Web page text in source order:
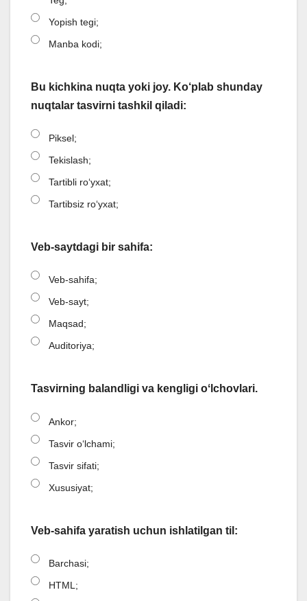
Yopish tegi;
Manba kodi;
Bu kichkina nuqta yoki joy. Ko‘plab shunday
nuqtalar tasvirni tashkil qiladi:
Piksel;
Tekislash;
Tartibli roʻyxat;
Tartibsiz roʻyxat;
Veb-saytdagi bir sahifa:
Veb-sahifa;
Veb-sayt;
Maqsad;
Auditoriya;
Tasvirning balandligi va kengligi oʻlchovlari.
Ankor;
Tasvir oʻlchami;
Tasvir sifati;
Xususiyat;
Veb-sahifa yaratish uchun ishlatilgan til:
Barchasi;
HTML;